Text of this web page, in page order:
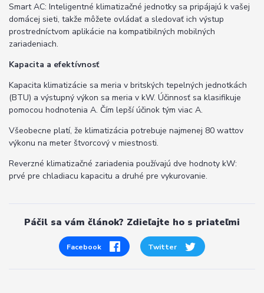
Smart AC: Inteligentné klimatizačné jednotky sa pripájajú k vašej
domácej sieti, takže môžete ovládať a sledovať ich výstup
prostredníctvom aplikácie na kompatibilných mobilných
zariadeniach.
Kapacita a efektívnosť
Kapacita klimatizácie sa meria v britských tepelných jednotkách
(BTU) a výstupný výkon sa meria v kW. Účinnosť sa klasifikuje
pomocou hodnotenia A. Čím lepší účinok tým viac A.
Všeobecne platí, že klimatizácia potrebuje najmenej 80 wattov
výkonu na meter štvorcový v miestnosti.
Reverzné klimatizačné zariadenia používajú dve hodnoty kW:
prvé pre chladiacu kapacitu a druhé pre vykurovanie.
Páčil sa vám článok? Zdieľajte ho s priateľmi
Facebook Twitter